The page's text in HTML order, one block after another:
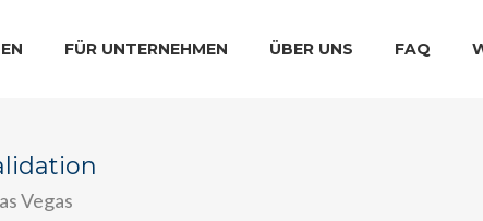
FÜR UNTERNEHMEN ÜBER UNS FAQ
Vegas